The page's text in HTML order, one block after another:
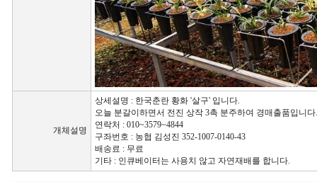
개체설명
상세설명 : 한국춘란 황화 '살구' 입니다.
오늘 분갈이하면서 전진 상작 3촉 분주하여 경매출품입니
연락처 : 010~3579~4844
구좌번호 : 농협 김성진 352-1007-0140-43
배송료 : 무료
기타 : 인큐베이터는 사용치 않고 자연재배를 합니다.